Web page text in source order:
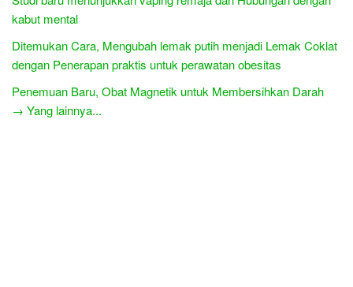
kabut mental
Ditemukan Cara, Mengubah lemak putih menjadi Lemak Coklat
dengan Penerapan praktis untuk perawatan obesitas
Penemuan Baru, Obat Magnetik untuk Membersihkan Darah
→ Yang lainnya...